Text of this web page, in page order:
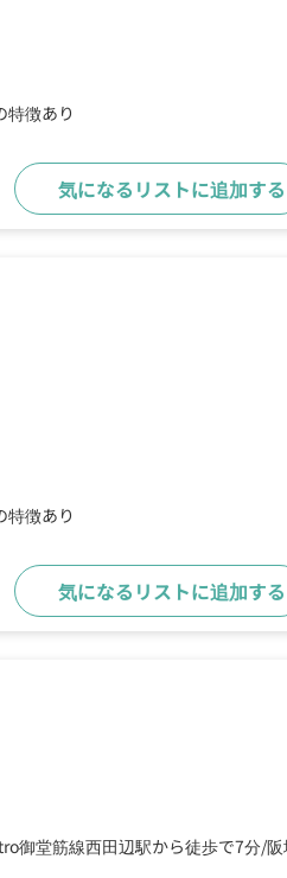
徴あり
気になるリストに追加する
徴あり
気になるリストに追加する
御堂筋線西田辺駅から徒歩で7分